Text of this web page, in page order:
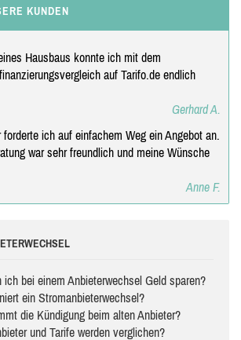
KUNDEN
Hausbaus konnte ich mit dem
auf Tarifo.de endlich
Gerhard A.
ich auf einfachem Weg ein Angebot an.
war sehr freundlich und meine Wünsche
Anne F.
ich bei einem Anbieterwechsel Geld sparen?
ein Stromanbieterwechsel?
die Kündigung beim alten Anbieter?
und Tarife werden verglichen?